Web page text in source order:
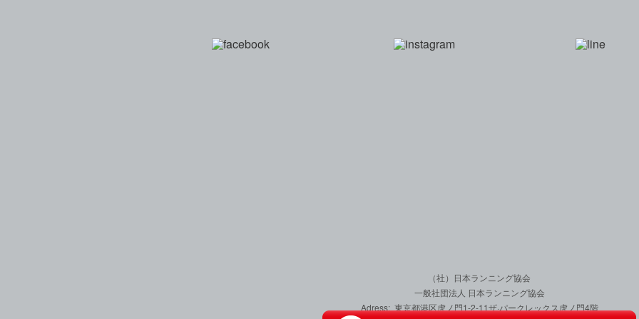
（社）日本ランニング協会
一般社団法人 日本ランニング協会
Adress: 東京都港区虎ノ門1-2-11ザ·パークレックス虎ノ門4階